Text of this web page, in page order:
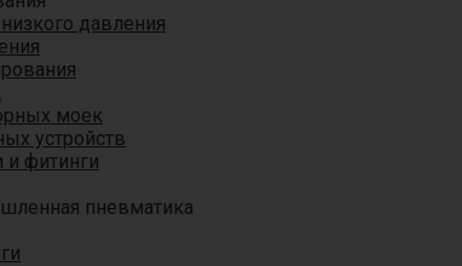
давления
моек
устройств
и фитинги
пневматика